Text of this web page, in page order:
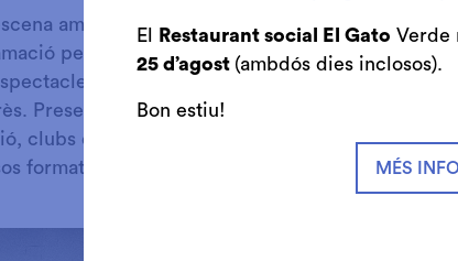
amb propostes al
per aprofundir
fomentant la
Presentacions,
clubs de lectura,
formatius i molt més.
El pòdcast creat per
suport del Teatre
de la temporada,
sobre les obres i tot el
El Restaurant social El Gato Verde
25 d’agost (ambdós dies inclosos).
Bon estiu!
MÉS